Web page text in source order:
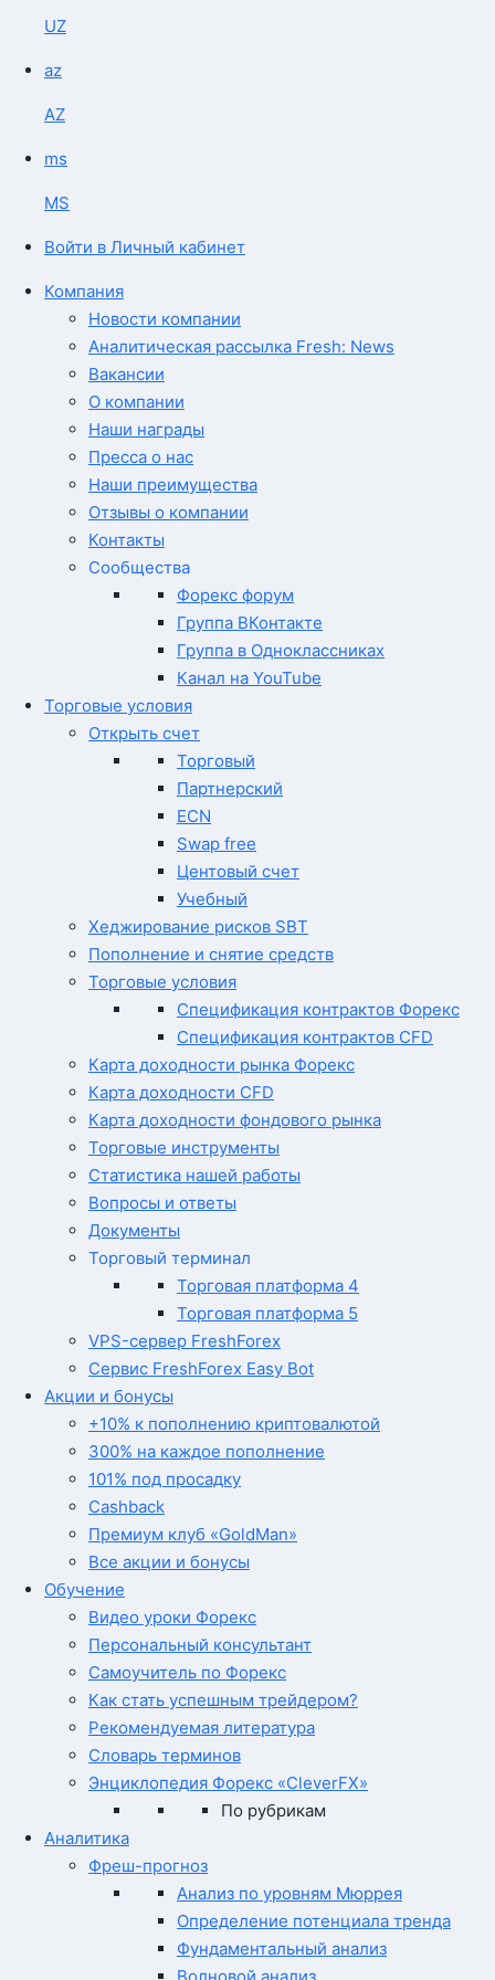
UZ
az
AZ
ms
MS
Войти в Личный кабинет
Компания
Новости компании
Аналитическая рассылка Fresh: News
Вакансии
О компании
Наши награды
Пресса о нас
Наши преимущества
Отзывы о компании
Контакты
Сообщества
Форекс форум
Группа ВКонтакте
Группа в Одноклассниках
Канал на YouTube
Торговые условия
Открыть счет
Торговый
Партнерский
ECN
Swap free
Центовый счет
Учебный
Хеджирование рисков SBT
Пополнение и снятие средств
Торговые условия
Спецификация контрактов Форекс
Спецификация контрактов CFD
Карта доходности рынка Форекс
Карта доходности CFD
Карта доходности фондового рынка
Торговые инструменты
Статистика нашей работы
Вопросы и ответы
Документы
Торговый терминал
Торговая платформа 4
Торговая платформа 5
VPS-сервер FreshForex
Сервис FreshForex Easy Bot
Акции и бонусы
+10% к пополнению криптовалютой
300% на каждое пополнение
101% под просадку
Cashback
Премиум клуб «GoldMan»
Все акции и бонусы
Обучение
Видео уроки Форекс
Персональный консультант
Самоучитель по Форекс
Как стать успешным трейдером?
Рекомендуемая литература
Словарь терминов
Энциклопедия Форекс «CleverFX»
По рубрикам
Аналитика
Фреш-прогноз
Анализ по уровням Мюррея
Определение потенциала тренда
Фундаментальный анализ